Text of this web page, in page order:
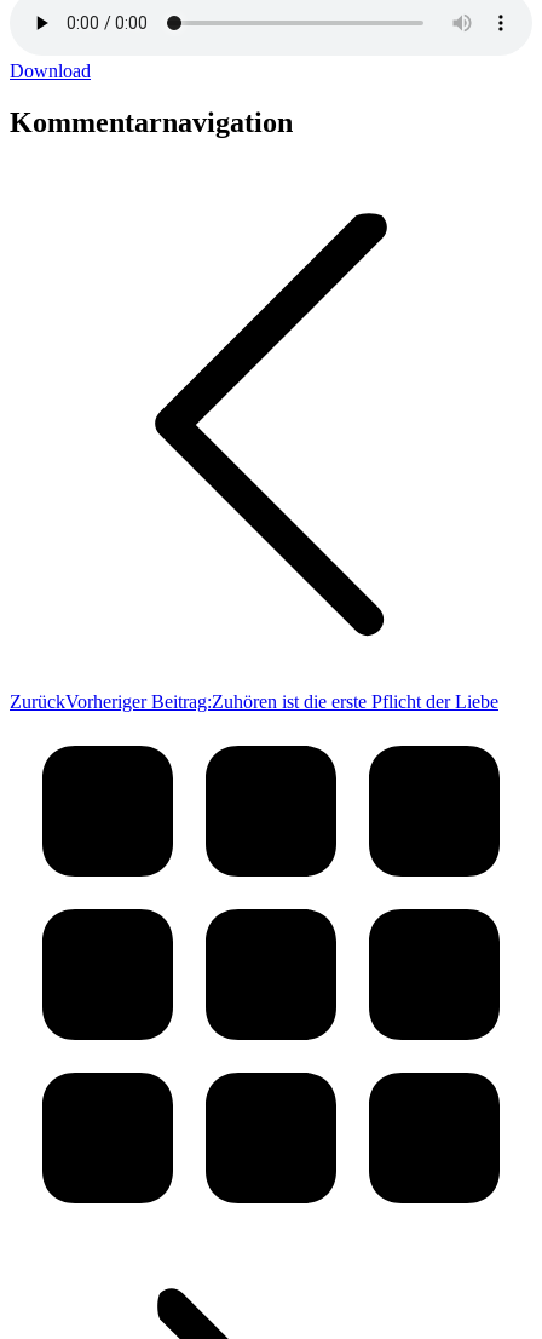
Download
Kommentarnavigation
ZurückVorheriger Beitrag:Zuhören ist die erste Pflicht der Liebe